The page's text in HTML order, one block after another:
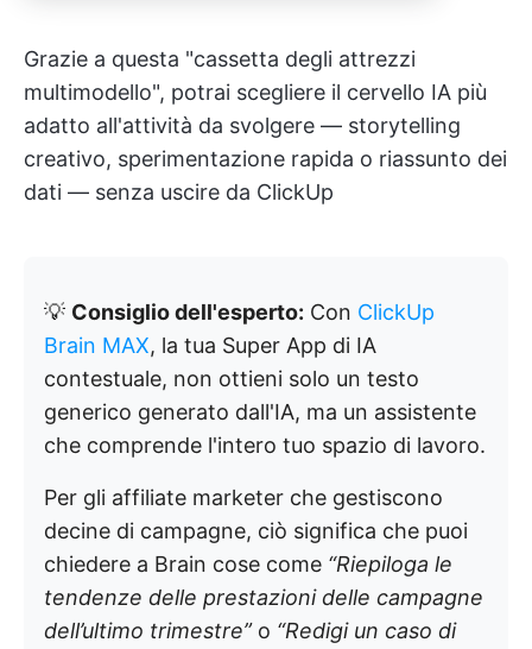
Grazie a questa "cassetta degli attrezzi
multimodello", potrai scegliere il cervello IA più
adatto all'attività da svolgere — storytelling
creativo, sperimentazione rapida o riassunto dei
dati — senza uscire da ClickUp
💡 Consiglio dell'esperto: Con ClickUp
Brain MAX, la tua Super App di IA
contestuale, non ottieni solo un testo
generico generato dall'IA, ma un assistente
che comprende l'intero tuo spazio di lavoro.
Per gli affiliate marketer che gestiscono
decine di campagne, ciò significa che puoi
chiedere a Brain cose come “Riepiloga le
tendenze delle prestazioni delle campagne
dell’ultimo trimestre”o “Redigi un caso di